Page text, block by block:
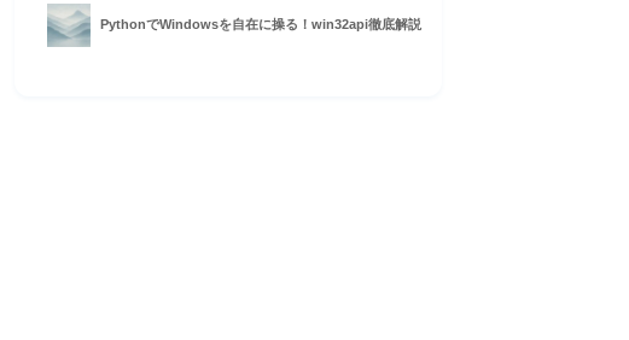
PythonでWindowsを自在に操る！win32api徹底解説